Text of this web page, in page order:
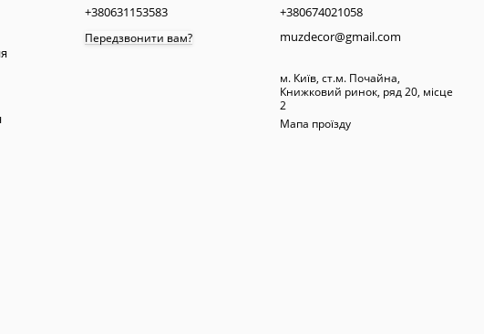
+380631153583
Передзвонити вам?
+380674021058
muzdecor@gmail.com
м. Київ, ст.м. Почайна,
Книжковий ринок, ряд 20, місце
2
Мапа проїзду